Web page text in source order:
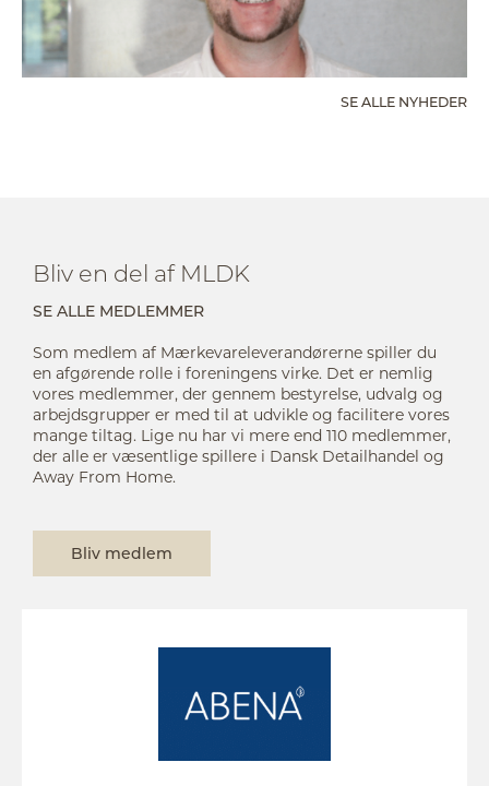
SE ALLE NYHEDER
Bliv en del af MLDK
SE ALLE MEDLEMMER
Som medlem af Mærkevareleverandørerne spiller du
en afgørende rolle i foreningens virke. Det er nemlig
vores medlemmer, der gennem bestyrelse, udvalg og
arbejdsgrupper er med til at udvikle og facilitere vores
mange tiltag. Lige nu har vi mere end 110 medlemmer,
der alle er væsentlige spillere i Dansk Detailhandel og
Away From Home.
Bliv medlem